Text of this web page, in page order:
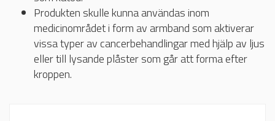
Produkten skulle kunna användas inom
medicinområdet i form av armband som aktiverar
vissa typer av cancerbehandlingar med hjälp av ljus
eller till lysande plåster som går att forma efter
kroppen.